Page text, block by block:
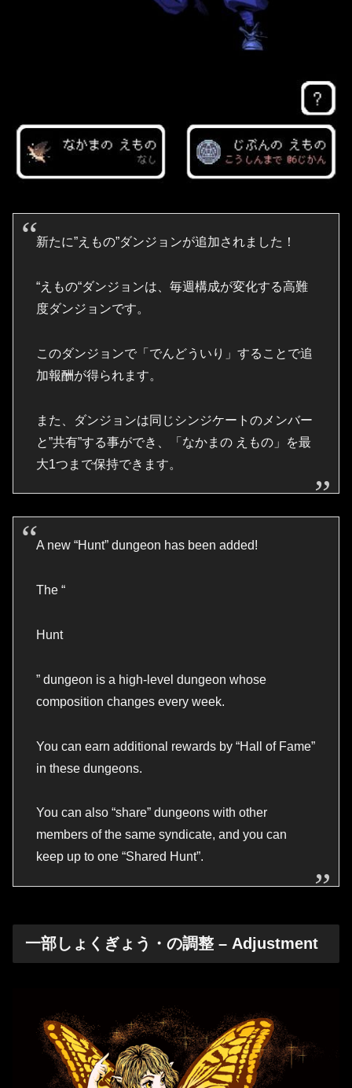
新たに”えもの”ダンジョンが追加されました！
“えもの“ダンジョンは、毎週構成が変化する高難
度ダンジョンです。
このダンジョンで「でんどういり」することで追
加報酬が得られます。
また、ダンジョンは同じシンジケートのメンバー
と”共有”する事ができ、「なかまの えもの」を最
大1つまで保持できます。
A new “Hunt” dungeon has been added!
The “
Hunt
” dungeon is a high-level dungeon whose
composition changes every week.
You can earn additional rewards by “Hall of Fame”
in these dungeons.
You can also “share” dungeons with other
members of the same syndicate, and you can
keep up to one “Shared Hunt”.
一部しょくぎょう・の調整 – Adjustment